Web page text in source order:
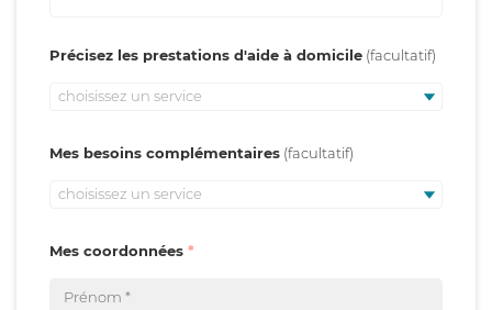
Précisez les prestations d'aide à domicile
choisissez un service
Mes besoins complémentaires
choisissez un service
Mes coordonnées